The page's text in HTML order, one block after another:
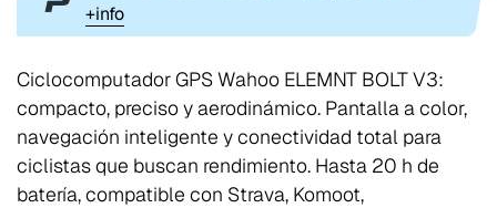
+info
Ciclocomputador GPS Wahoo ELEMNT BOLT V3:
compacto, preciso y aerodinámico. Pantalla a color,
navegación inteligente y conectividad total para
ciclistas que buscan rendimiento. Hasta 20 h de
batería, compatible con Strava, Komoot,